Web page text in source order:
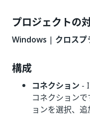
プロジェクトの
Windows | クロスプ
構成
コネクション -
コネクション
ョンを選択、追